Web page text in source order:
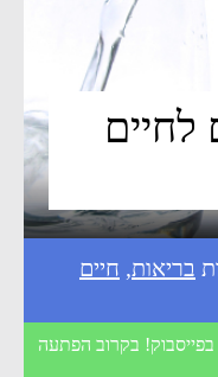
לחיים
בריאות, חיים
בפייסבוק! בקרוב הפתעה